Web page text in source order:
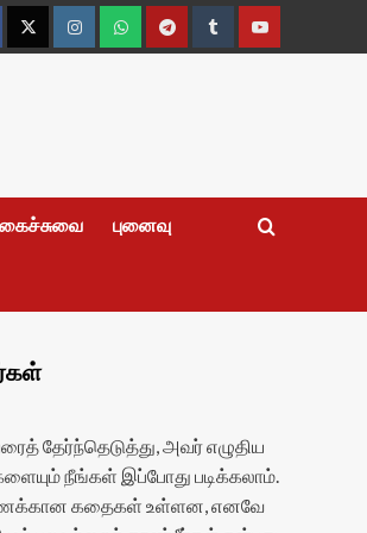
TwitterInstagramWhatsappTelegramTumblrYouTube
புனைவு
தேர்ந்தெடுத்து, அவர் எழுதிய
நீங்கள் இப்போது படிக்கலாம்.
கதைகள் உள்ளன, எனவே